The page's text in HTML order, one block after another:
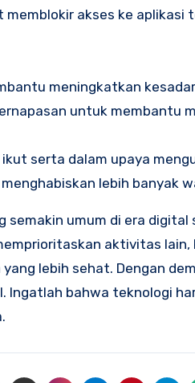
memblokir akses ke
meningkatkan
untuk membantu
serta dalam upaya
lebih banyak
semakin umum di era
aktivitas
lebih sehat. Dengan
Ingatlah bahwa teknologi